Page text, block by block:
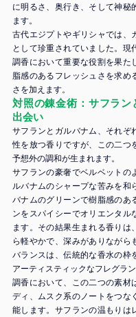
に明るさ、奥行き、そして神秘
ます。
古代エジプトやギリシャでは、
として珍重されていました。現
調香において重要な役割を果た
脂感のあるフレッシュさを求め
さを加えます。
対照の錬金術：サフラン
出会い
サフランとガルバナム、それぞ
性を放つ香りですが、この二つ
予想外の調和が生まれます。
サフランの豪奢でベルベットの
ルバナムのシャープな苦みを和
バナムのグリーンで樹脂感のあ
ンをスパイシーでオリエンタル
ます。その結果生まれる香りは
ら軽やかで、深みがありながら
バランスは、伝統的な香水の枠
アーティスティックなフレグラン
調香において、この二つの素材
ディ、ムスク系のノートをつな
能します。サフランの温もりは